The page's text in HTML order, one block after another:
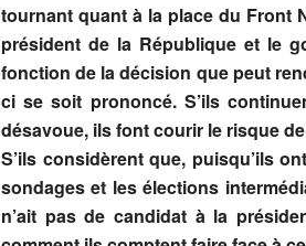
tournant quant à la place du Front
président de la République et le
fonction de la décision que peut
ci se soit prononcé. S’ils
désavoue, ils font courir le risque
S’ils considèrent que, puisqu’ils
sondages et les élections
n’ait pas de candidat à la